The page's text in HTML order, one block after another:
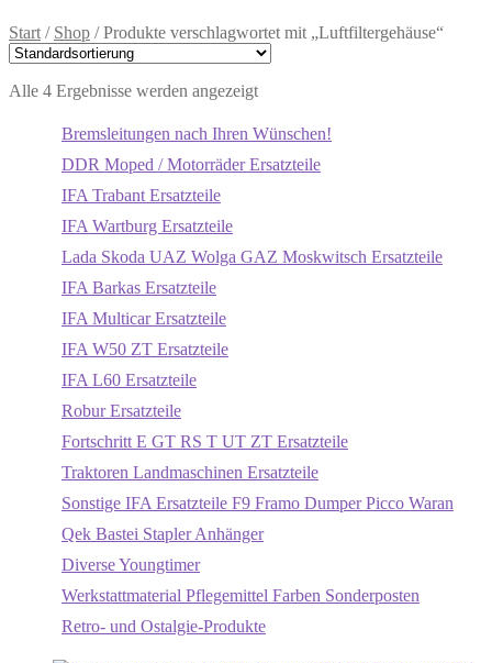
Start / Shop /Produkte verschlagwortet mit „Luftfiltergehäuse“
Alle 4 Ergebnisse werden angezeigt
Bremsleitungen nach Ihren Wünschen!
DDR Moped / Motorräder Ersatzteile
IFA Trabant Ersatzteile
IFA Wartburg Ersatzteile
Lada Skoda UAZ Wolga GAZ Moskwitsch Ersatzteile
IFA Barkas Ersatzteile
IFA Multicar Ersatzteile
IFA W50 ZT Ersatzteile
IFA L60 Ersatzteile
Robur Ersatzteile
Fortschritt E GT RS T UT ZT Ersatzteile
Traktoren Landmaschinen Ersatzteile
Sonstige IFA Ersatzteile F9 Framo Dumper Picco Waran
Qek Bastei Stapler Anhänger
Diverse Youngtimer
Werkstattmaterial Pflegemittel Farben Sonderposten
Retro- und Ostalgie-Produkte